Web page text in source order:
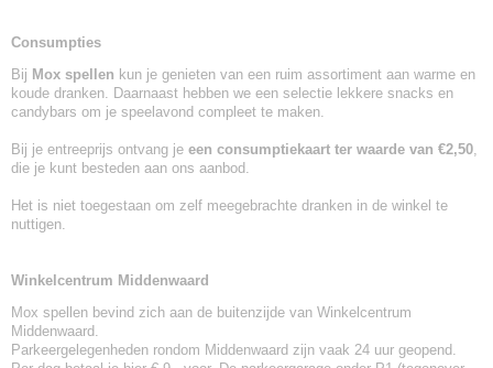
Consumpties
Bij Mox spellen kun je genieten van een ruim assortiment aan warme en
koude dranken. Daarnaast hebben we een selectie lekkere snacks en
candybars om je speelavond compleet te maken.
Bij je entreeprijs ontvang je een consumptiekaart ter waarde van €2,50,
die je kunt besteden aan ons aanbod.
Het is niet toegestaan om zelf meegebrachte dranken in de winkel te
nuttigen.
Winkelcentrum Middenwaard
Mox spellen bevind zich aan de buitenzijde van Winkelcentrum
Middenwaard.
Parkeergelegenheden rondom Middenwaard zijn vaak 24 uur geopend.